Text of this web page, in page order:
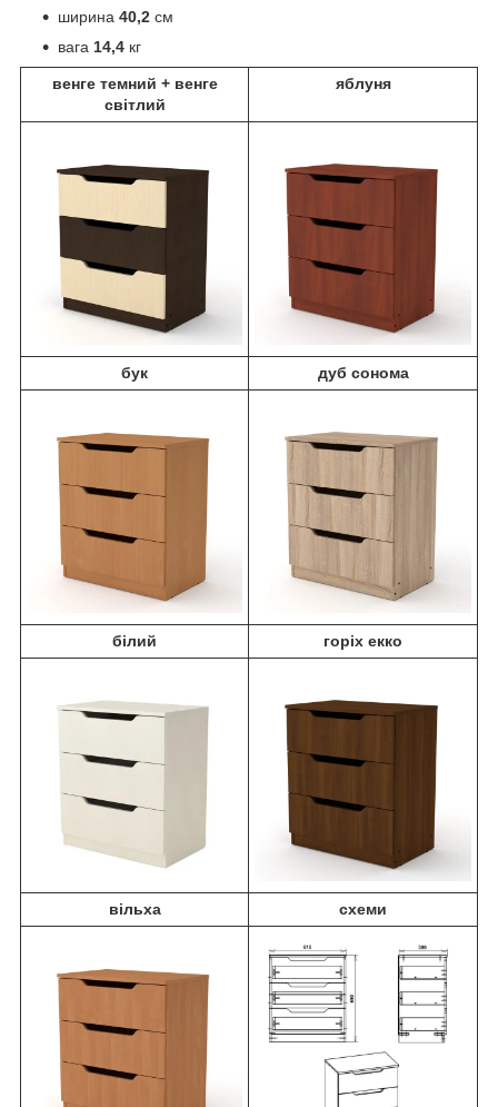
ширина 40,2 см
вага 14,4 кг
венге темний + венге
світлий
яблуня
бук дуб сонома
білий горіх екко
вільха схеми